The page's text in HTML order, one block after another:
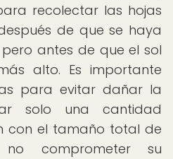
recolectar las hojas
de que se haya
antes de que el sol
alto. Es importante
para evitar dañar la
solo una cantidad
con el tamaño total de
comprometer su